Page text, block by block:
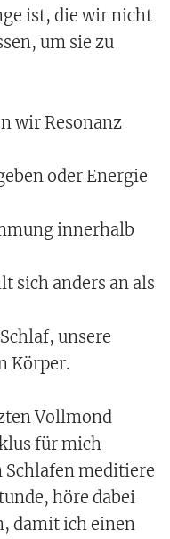
ist, die wir nicht
um sie zu
wir Resonanz
oder Energie
innerhalb
sich anders an als
unsere
Körper.
Vollmond
für mich
Schlafen meditiere
höre dabei
damit ich einen